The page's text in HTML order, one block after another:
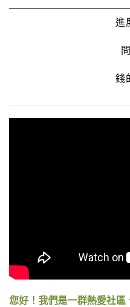
進
錢
您好！我們是一群熱愛社